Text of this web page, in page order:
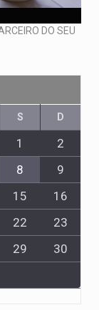
DO SEU
S D
1
2
8
9
15
16
22
23
29
30